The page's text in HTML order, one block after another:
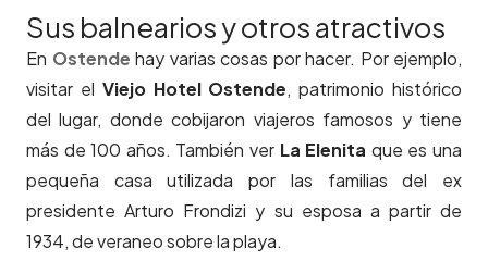
Sus balnearios y otros atractivos
En Ostende hay varias cosas por hacer. Por ejemplo,
visitar el Viejo Hotel Ostende, patrimonio histórico
del lugar, donde cobijaron viajeros famosos y tiene
más de 100 años. También ver La Elenita que es una
pequeña casa utilizada por las familias del ex
presidente Arturo Frondizi y su esposa a partir de
1934, de veraneo sobre la playa.